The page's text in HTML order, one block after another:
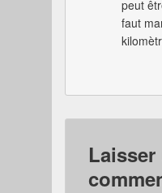
peut
faut
Laisser